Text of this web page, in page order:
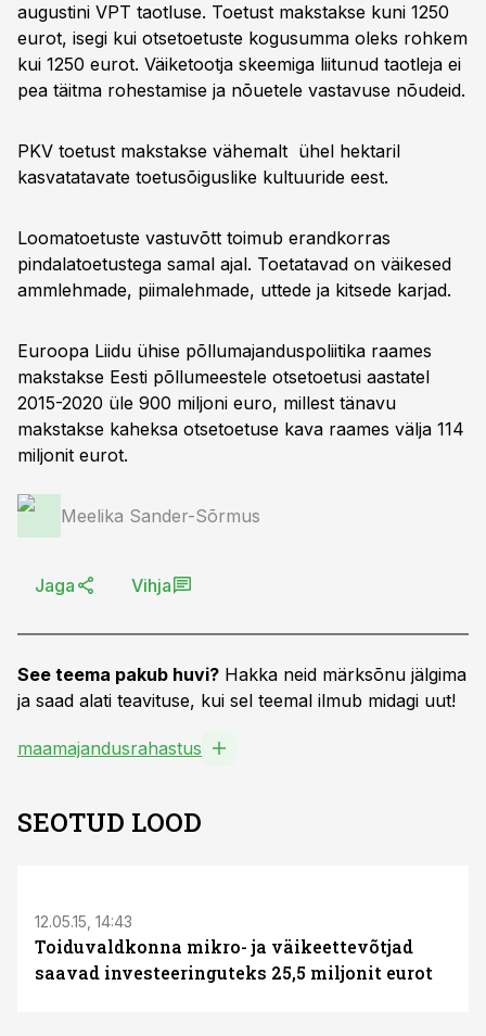
augustini VPT taotluse. Toetust makstakse kuni 1250
eurot, isegi kui otsetoetuste kogusumma oleks rohkem
kui 1250 eurot. Väiketootja skeemiga liitunud taotleja ei
pea täitma rohestamise ja nõuetele vastavuse nõudeid.
PKV toetust makstakse vähemalt ühel hektaril
kasvatatavate toetusõiguslike kultuuride eest.
Loomatoetuste vastuvõtt toimub erandkorras
pindalatoetustega samal ajal. Toetatavad on väikesed
ammlehmade, piimalehmade, uttede ja kitsede karjad.
Euroopa Liidu ühise põllumajanduspoliitika raames
makstakse Eesti põllumeestele otsetoetusi aastatel
2015-2020 üle 900 miljoni euro, millest tänavu
makstakse kaheksa otsetoetuse kava raames välja 114
miljonit eurot.
Meelika Sander-Sõrmus
Jaga Vihja
See teema pakub huvi? Hakka neid märksõnu jälgima
ja saad alati teavituse, kui sel teemal ilmub midagi uut!
maamajandusrahastus
SEOTUD LOOD
12.05.15, 14:43
Toiduvaldkonna mikro- ja väikeettevõtjad
saavad investeeringuteks 25,5 miljonit eurot